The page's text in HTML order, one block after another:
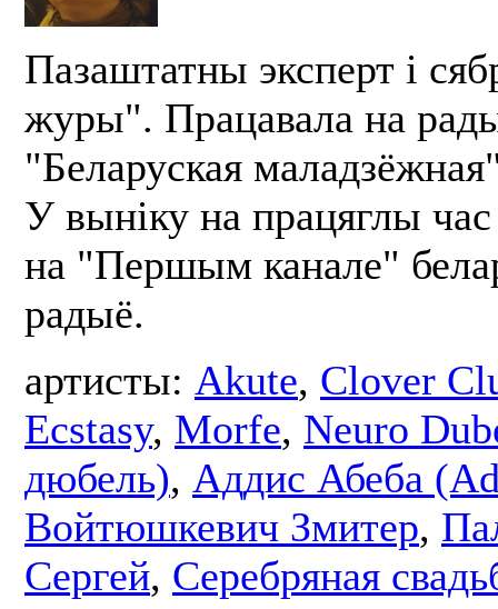
Пазаштатны эксперт і
журы". Працавала на
"Беларуская
У выніку на працяглы
на "Першым канале"
радыё.
артисты: Akute, Clover
Ecstasy, Morfe, Neuro
дюбель), Аддис Абеба
Войтюшкевич Змитер,
Сергей, Серебряная